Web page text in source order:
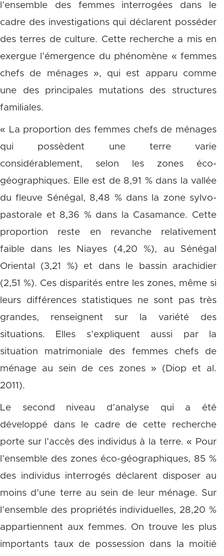
l’ensemble des femmes interrogées dans le
cadre des investigations qui déclarent posséder
des terres de culture. Cette recherche a mis en
exergue l’émergence du phénomène « femmes
chefs de ménages », qui est apparu comme
une des principales mutations des structures
familiales.
« La proportion des femmes chefs de ménages
qui possèdent une terre varie
considérablement, selon les zones éco-
géographiques. Elle est de 8,91 % dans la vallée
du fleuve Sénégal, 8,48 % dans la zone sylvo-
pastorale et 8,36 % dans la Casamance. Cette
proportion reste en revanche relativement
faible dans les Niayes (4,20 %), au Sénégal
Oriental (3,21 %) et dans le bassin arachidier
(2,51 %). Ces disparités entre les zones, même si
leurs différences statistiques ne sont pas très
grandes, renseignent sur la variété des
situations. Elles s’expliquent aussi par la
situation matrimoniale des femmes chefs de
ménage au sein de ces zones » (Diop et al.
2011).
Le second niveau d’analyse qui a été
développé dans le cadre de cette recherche
porte sur l’accès des individus à la terre. « Pour
l’ensemble des zones éco-géographiques, 85 %
des individus interrogés déclarent disposer au
moins d’une terre au sein de leur ménage. Sur
l’ensemble des propriétés individuelles, 28,20 %
appartiennent aux femmes. On trouve les plus
importants taux de possession dans la moitié